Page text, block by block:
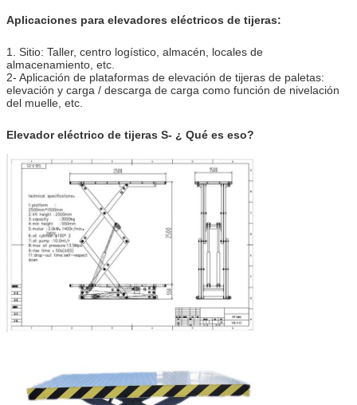
Aplicaciones para elevadores eléctricos de tijeras:
1. Sitio: Taller, centro logístico, almacén, locales de
almacenamiento, etc.
2- Aplicación de plataformas de elevación de tijeras de paletas:
elevación y carga / descarga de carga como función de nivelación
del muelle, etc.
Elevador eléctrico de tijeras S- ¿ Qué es eso?